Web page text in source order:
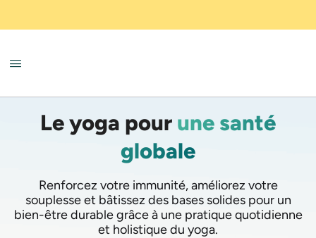
Le yoga pour une santé
globale
Renforcez votre immunité, améliorez votre
souplesse et bâtissez des bases solides pour un
bien-être durable grâce à une pratique quotidienne
et holistique du yoga.